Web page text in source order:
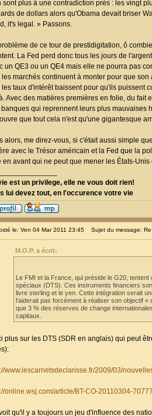
sont plus à une contradiction près : les vingt
de dollars alors qu'Obama devait briser
it's legal. » Passons.
de ce tour de prestidigitation, ô
La Fed perd donc tous les jours de
un QE3 ou un QE4 mais elle ne pourra pas
les marchés continuent à monter pour que
les taux d'intérêt baissent pour qu'ils puissent
Avec des matières premières en folie, du fait
qui reprennent leurs plus mauvaises
que tout cela n'est qu'une gigantesque
alors, me direz-vous, si c'était aussi simple
avec le Trésor américain et la Fed que la
en avant qui ne peut que mener les États-
est un privilege, elle ne vous doit rien!
lui devez tout, en l'occurence votre vie
le: Ven 04 Mar 2011 23:45 Sujet du message:
M.O.P. a écrit:
Le FMI et la France, qui préside le G20,
spéciaux (DTS). Ces instruments financiers
livre sterling et le yen. Cette intégration serait
l'aiderait pas forcément à réaliser son objectif
que 3 % des réserves de change
capitaux.
plus sur les DTS (SDR en anglais) qui peut
www.lescarnetsdeclarisse.fr/2009/03/
online.wsj.com/article/BT-CO-20110304-
qu'il y a toujours un jeu d'influence des